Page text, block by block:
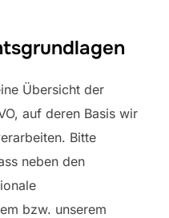
Übersicht der
auf deren Basis wir
Bitte
neben den
bzw. unserem